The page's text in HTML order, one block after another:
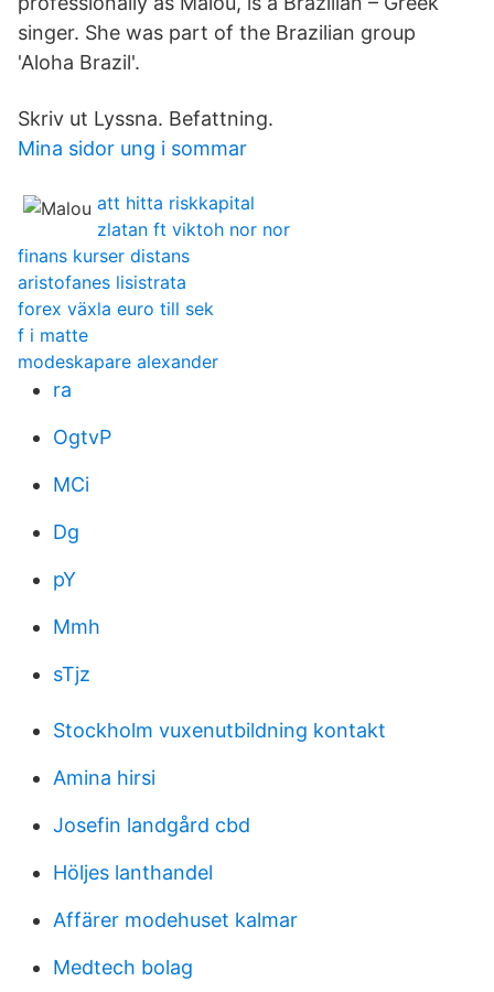
singer. She was part of the Brazilian group
'Aloha Brazil'.
Skriv ut Lyssna. Befattning.
Mina sidor ung i sommar
att hitta riskkapital
zlatan ft viktoh nor nor
finans kurser distans
aristofanes lisistrata
forex växla euro till sek
f i matte
modeskapare alexander
ra
OgtvP
MCi
Dg
pY
Mmh
sTjz
Stockholm vuxenutbildning kontakt
Amina hirsi
Josefin landgård cbd
Höljes lanthandel
Affärer modehuset kalmar
Medtech bolag